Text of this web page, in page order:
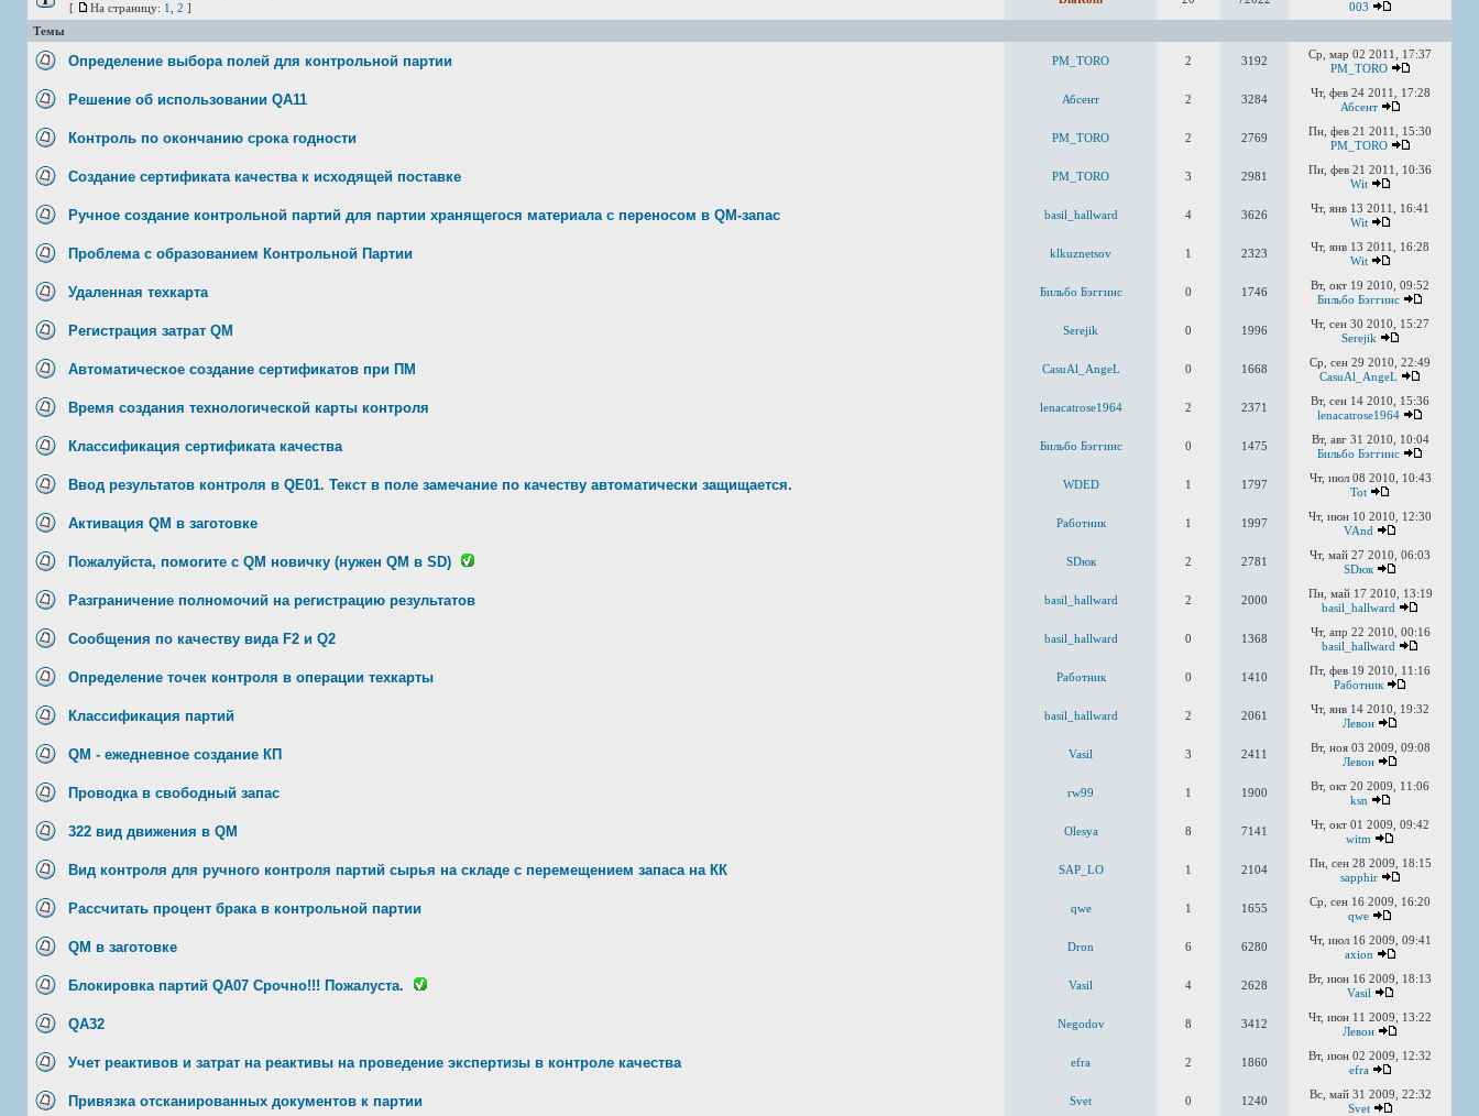
[ На страницу: 1 2 ]
003
Темы
Определение выбора полей для контрольной партии PM_TORO 2 3192
Ср, мар 02 2011, 17:37
PM_TORO
Решение об использовании QA11 Абсент 2 3284
Чт, фев 24 2011, 17:28
Абсент
Контроль по окончанию срока годности PM_TORO 2 2769
Пн, фев 21 2011, 15:30
PM_TORO
Создание сертификата качества к исходящей поставке PM_TORO 3 2981
Пн, фев 21 2011, 10:36
Wit
Ручное создание контрольной партий для партии хранящегося материала с переносом в QM-запас basil_hallward 4 3626
Чт, янв 13 2011, 16:41
Wit
Проблема с образованием Контрольной Партии klkuznetsov 1 2323
Чт, янв 13 2011, 16:28
Wit
Удаленная техкарта Бильбо Бэггинс 0 1746
Вт, окт 19 2010, 09:52
Бильбо Бэггинс
Регистрация затрат QM Serejik 0 1996
Чт, сен 30 2010, 15:27
Serejik
Автоматическое создание сертификатов при ПМ CasuAl_AngeL 0 1668
Ср, сен 29 2010, 22:49
CasuAl_AngeL
Время создания технологической карты контроля lenacatrose1964 2 2371
Вт, сен 14 2010, 15:36
lenacatrose1964
Классификация сертификата качества Бильбо Бэггинс 0 1475
Вт, авг 31 2010, 10:04
Бильбо Бэггинс
Ввод результатов контроля в QE01. Текст в поле замечание по качеству автоматически защищается. WDED 1 1797
Чт, июл 08 2010, 10:43
Tot
Активация QM в заготовке Работник 1 1997
Чт, июн 10 2010, 12:30
VAnd
Пожалуйста, помогите с QM новичку (нужен QM в SD) SDюк 2 2781
Чт, май 27 2010, 06:03
SDюк
Разграничение полномочий на регистрацию результатов basil_hallward 2 2000
Пн, май 17 2010, 13:19
basil_hallward
Сообщения по качеству вида F2 и Q2 basil_hallward 0 1368
Чт, апр 22 2010, 00:16
basil_hallward
Определение точек контроля в операции техкарты Работник 0 1410
Пт, фев 19 2010, 11:16
Работник
Классификация партий basil_hallward 2 2061
Чт, янв 14 2010, 19:32
Левон
QM - ежедневное создание КП Vasil 3 2411
Вт, ноя 03 2009, 09:08
Левон
Проводка в свободный запас rw99 1 1900
Вт, окт 20 2009, 11:06
ksn
322 вид движения в QM Olesya 8 7141
Чт, окт 01 2009, 09:42
witm
Вид контроля для ручного контроля партий сырья на складе с перемещением запаса на КК SAP_LO 1 2104
Пн, сен 28 2009, 18:15
sapphir
Рассчитать процент брака в контрольной партии qwe 1 1655
Ср, сен 16 2009, 16:20
qwe
QM в заготовке Dron 6 6280
Чт, июл 16 2009, 09:41
axion
Блокировка партий QA07 Срочно!!! Пожалуста. Vasil 4 2628
Вт, июн 16 2009, 18:13
Vasil
QA32 Negodov 8 3412
Чт, июн 11 2009, 13:22
Левон
Учет реактивов и затрат на реактивы на проведение экспертизы в контроле качества efra 2 1860
Вт, июн 02 2009, 12:32
efra
Привязка отсканированных документов к партии Svet 0 1240
Вс, май 31 2009, 22:32
Svet